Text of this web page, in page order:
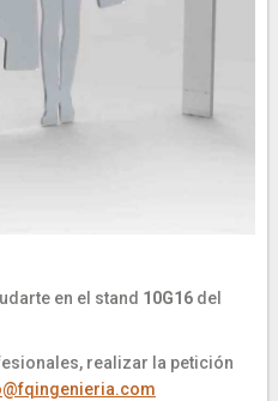
en el stand 10G16del
realizar la petición